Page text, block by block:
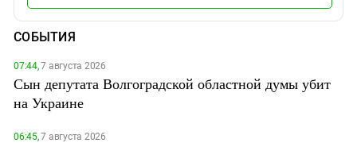
СОБЫТИЯ
07:44,7 августа 2026
Сын депутата Волгоградской областной думы убит
на Украине
06:45,7 августа 2026